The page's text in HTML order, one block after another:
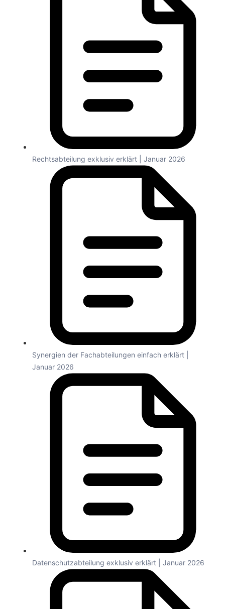
Rechtsabteilung exklusiv erklärt | Januar 2026
Synergien der Fachabteilungen einfach erklärt |
Januar 2026
Datenschutzabteilung exklusiv erklärt | Januar 2026